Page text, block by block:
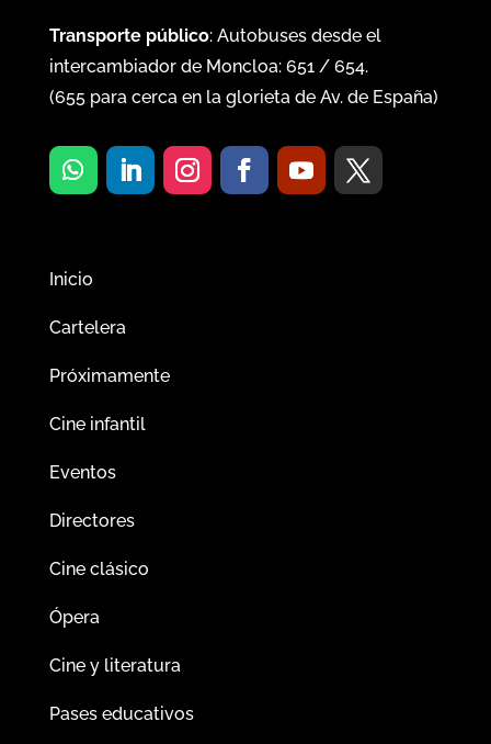
Transporte público: Autobuses desde el
intercambiador de Moncloa: 651/ 654.
(655para cerca en la glorieta de Av. de España)
Inicio
Cartelera
Próximamente
Cine infantil
Eventos
Directores
Cine clásico
Ópera
Cine y literatura
Pases educativos